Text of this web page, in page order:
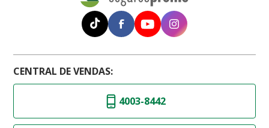
CENTRAL DE VENDAS:
4003-8442